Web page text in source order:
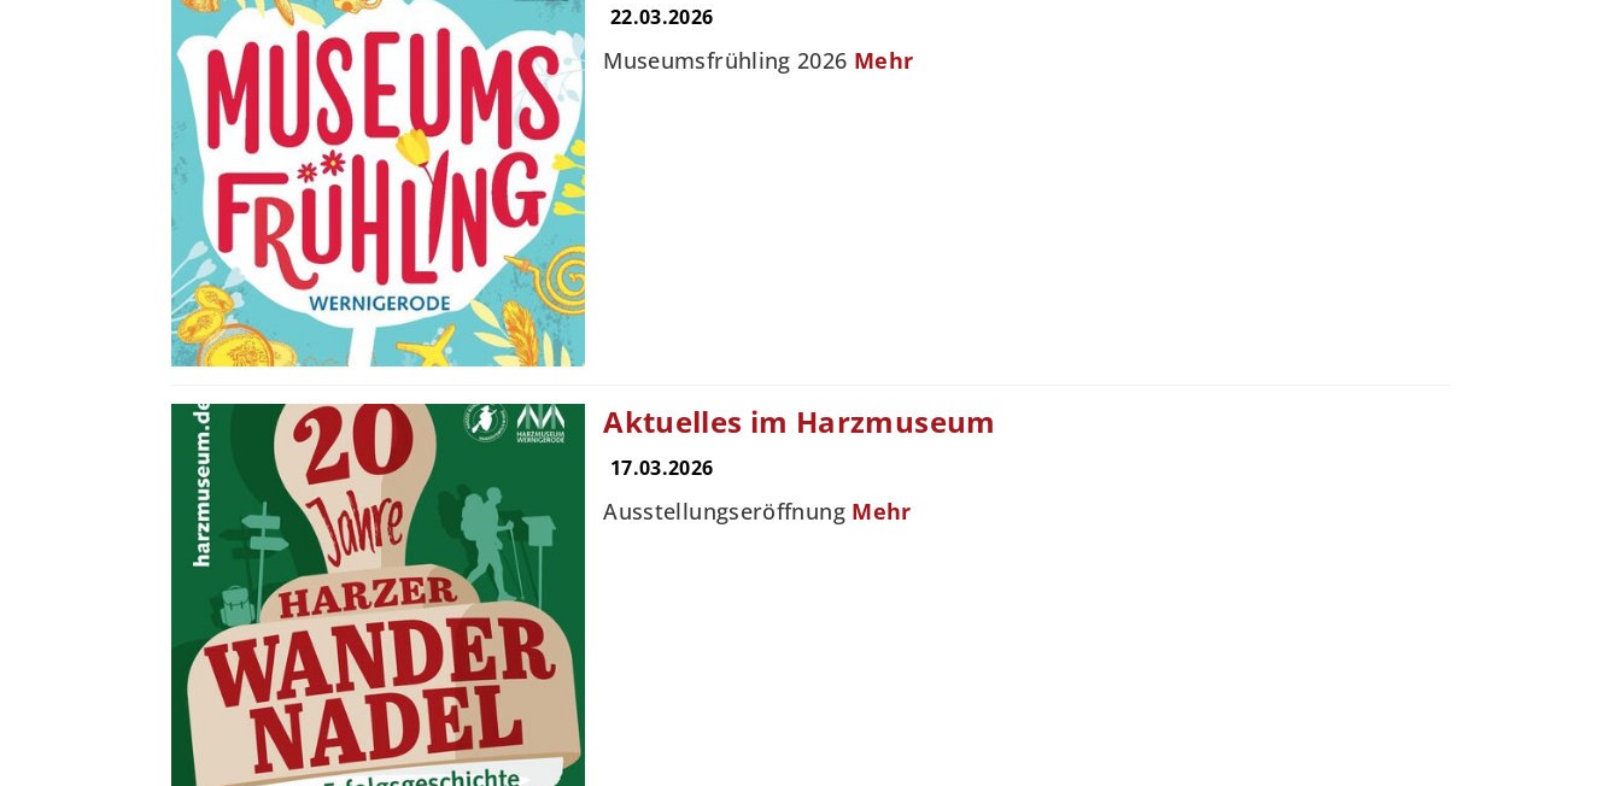
22.03.2026
Museumsfrühling 2026 Mehr
Aktuelles im Harzmuseum
17.03.2026
Ausstellungseröffnung Mehr